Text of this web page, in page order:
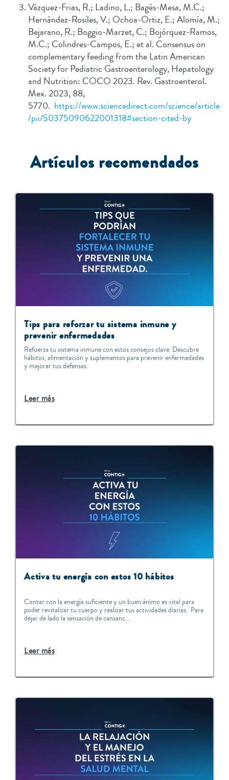
Vázquez-Frias, R.; Ladino, L.; Bagés-Mesa, M.C.;
Hernández-Rosiles, V.; Ochoa-Ortiz, E.; Alomía, M.;
Bejarano, R.; Boggio-Marzet, C.; Bojórquez-Ramos,
M.C.; Colindres-Campos, E.; et al. Consensus on
complementary feeding from the Latin American
Society for Pediatric Gastroenterology, Hepatology
and Nutrition: COCO 2023. Rev. Gastroenterol.
Mex. 2023, 88,
5770. https://www.sciencedirect.com/science/article
/pii/S0375090622001318#section-cited-by
Artículos recomendados
Tips para reforzar tu sistema inmune y
prevenir enfermedades
Refuerza tu sistema inmune con estos consejos clave. Descubre
hábitos, alimentación y suplementos para prevenir enfermedades
y mejorar tus defensas.
Leer más
Activa tu energía con estos 10 hábitos
Contar con la energía suficiente y un buen ánimo es vital para
poder revitalizar tu cuerpo y realizar tus actividades diarias. Para
dejar de lado la sensación de cansanc...
Leer más